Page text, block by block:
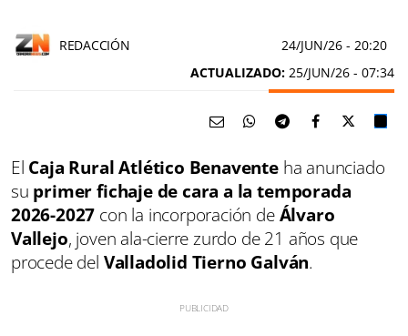
REDACCIÓN 24/JUN/26 - 20:20
ACTUALIZADO: 25/JUN/26 - 07:34
El Caja Rural Atlético Benaventeha anunciado
su primer fichaje de cara a la temporada
2026-2027 con la incorporación deÁlvaro
Vallejo, joven ala-cierre zurdo de 21 años que
procede del Valladolid Tierno Galván.